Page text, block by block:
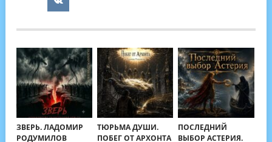
ЗВЕРЬ. ЛАДОМИР
РОДУМИЛОВ
ТЮРЬМА ДУШИ.
ПОБЕГ ОТ АРХОНТА
ПОСЛЕДНИЙ
ВЫБОР АСТЕРИЯ.